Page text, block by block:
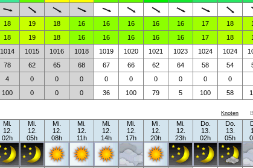
18 19 18 16 16 16 16 16 17 18
18 19 18 16 16 16 16 16 17 18
1014 1015 1016 1018 1019 1020 1021 1023 1024 1024
78 62 65 68 67 66 62 64 58 54
4 0 0 0 0 0 0 0 0 0
100 0 0 0 36 100 79 5 100 58
Knoten
Mi.
12.
02h
Mi.
12.
05h
Mi.
12.
08h
Mi.
12.
11h
Mi.
12.
14h
Mi.
12.
17h
Mi.
12.
20h
Mi.
12.
23h
Do.
13.
02h
Do.
13.
05h